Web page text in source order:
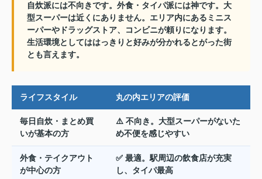
自炊派には不向きです。外食・タイパ派には神です。大
型スーパーは近くにありません。エリア内にあるミニス
ーパーやドラッグストア、コンビニが頼りになります。
生活環境としてははっきりと好みが分かれるとがった街
とも言えます。
ライフスタイル 丸の内エリアの評価
毎日自炊・まとめ買
いが基本の方
⚠️ 不向き。大型スーパーがないた
め不便を感じやすい
外食・テイクアウト
が中心の方
✅ 最適。駅周辺の飲食店が充実
し、タイパ最高